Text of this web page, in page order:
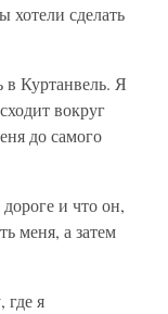
хотели сделать
в Куртанвель. Я
вокруг
до самого
и что он,
меня, а затем
я